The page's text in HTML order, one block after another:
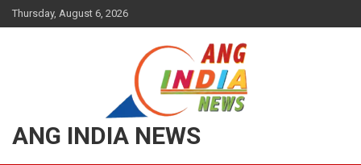
Skip
to
Thursday, August 6, 2026
ANG INDIA NEWS